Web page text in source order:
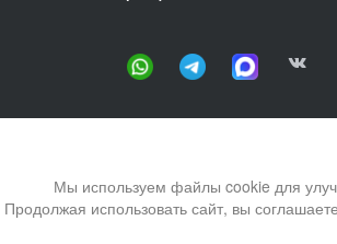
Мы используем файлы cookie для
Продолжая использовать сайт, вы